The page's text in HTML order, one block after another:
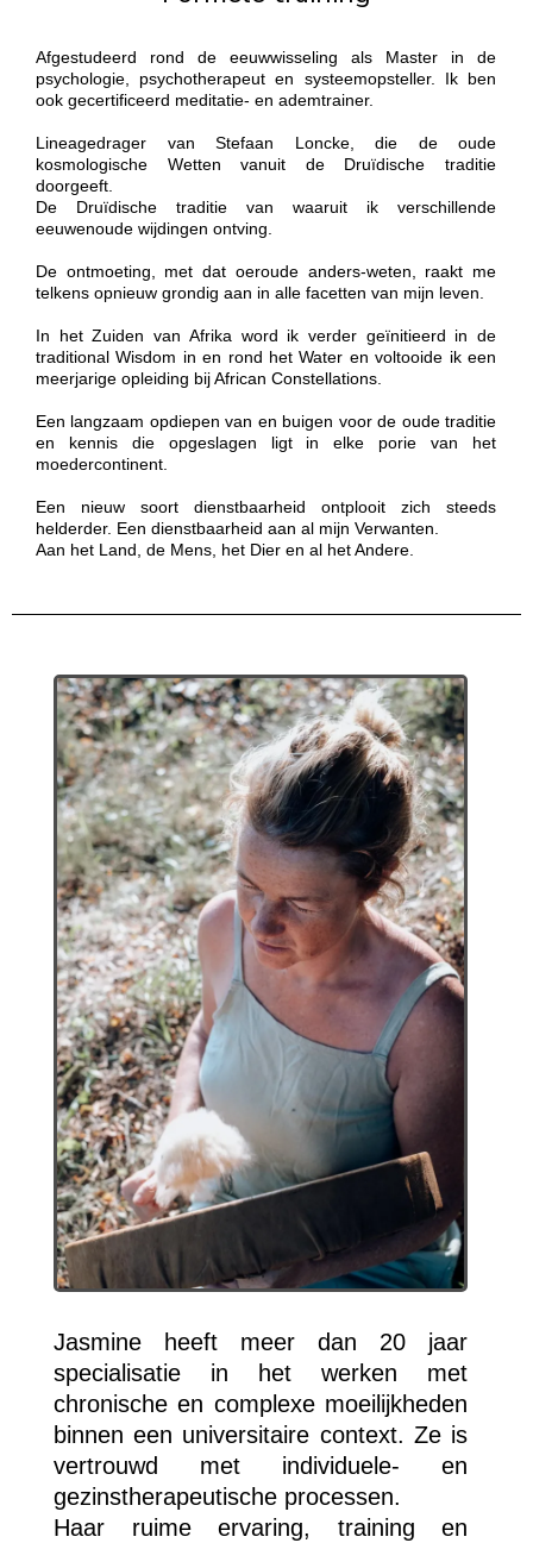
Afgestudeerd rond de eeuwwisseling als Master in de
psychologie, psychotherapeut en systeemopsteller. Ik ben
ook gecertificeerd meditatie- en ademtrainer.
Lineagedrager van Stefaan Loncke, die de oude
kosmologische Wetten vanuit de Druïdische traditie
doorgeeft.
De Druïdische traditie van waaruit ik verschillende
eeuwenoude wijdingen ontving.
De ontmoeting, met dat oeroude anders-weten, raakt me
telkens opnieuw grondig aan in alle facetten van mijn leven.
In het Zuiden van Afrika word ik verder geïnitieerd in de
traditional Wisdom in en rond het Water en voltooide ik een
meerjarige opleiding bij African Constellations.
Een langzaam opdiepen van en buigen voor de oude traditie
en kennis die opgeslagen ligt in elke porie van het
moedercontinent.
Een nieuw soort dienstbaarheid ontplooit zich steeds
helderder. Een dienstbaarheid aan al mijn Verwanten.
Aan het Land, de Mens, het Dier en al het Andere.
Jasmine heeft meer dan 20 jaar
specialisatie in het werken met
chronische en complexe moeilijkheden
binnen een universitaire context. Ze is
vertrouwd met individuele- en
gezinstherapeutische processen.
Haar ruime ervaring, training en